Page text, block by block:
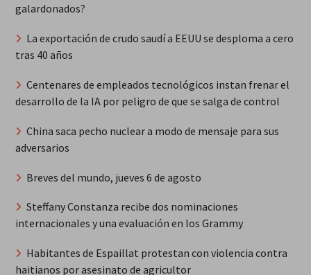
galardonados?
La exportación de crudo saudí a EEUU se desploma a cero
tras 40 años
Centenares de empleados tecnológicos instan frenar el
desarrollo de la IA por peligro de que se salga de control
China saca pecho nuclear a modo de mensaje para sus
adversarios
Breves del mundo, jueves 6 de agosto
Steffany Constanza recibe dos nominaciones
internacionales y una evaluación en los Grammy
Habitantes de Espaillat protestan con violencia contra
haitianos por asesinato de agricultor